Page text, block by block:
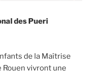
des Pueri
de la Maîtrise
Rouen vivront une